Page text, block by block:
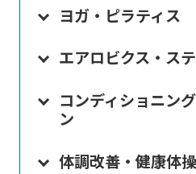
ヨガ・ピラティス
エアロビクス・ス
コンディショニン
ン
体調改善・健康体操